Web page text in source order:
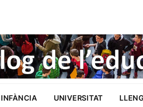
UNIVERSITAT